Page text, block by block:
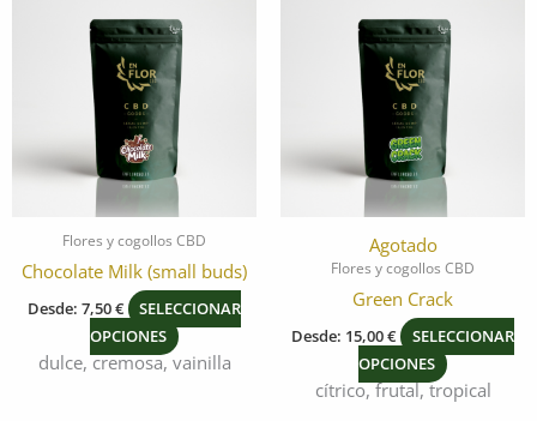
Flores y cogollos CBD
Chocolate Milk (small buds)
Desde: 7,50€
SELECCIONAR
OPCIONES
tiene
múltiples
variantes.
Las
opciones
se
pueden
elegir
en
la
página
de
producto
dulce, cremosa, vainilla
Agotado
Flores y cogollos CBD
Green Crack
Desde: 15,00€
SELECCIONAR
OPCIONES
tiene
múltiples
variantes.
Las
opciones
se
pueden
en
la
página
de
producto
cítrico, frutal, tropical